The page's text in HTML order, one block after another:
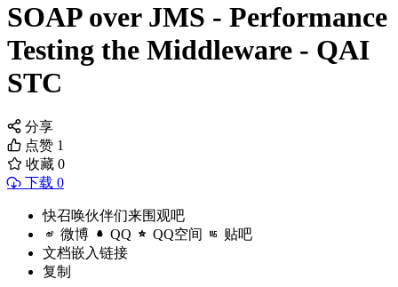
SOAP over JMS - Performance
Testing the Middleware - QAI
STC
分享
点赞 1
收藏 0
下载 0
快召唤伙伴们来围观吧
微博 QQ QQ空间 贴吧
文档嵌入链接
复制